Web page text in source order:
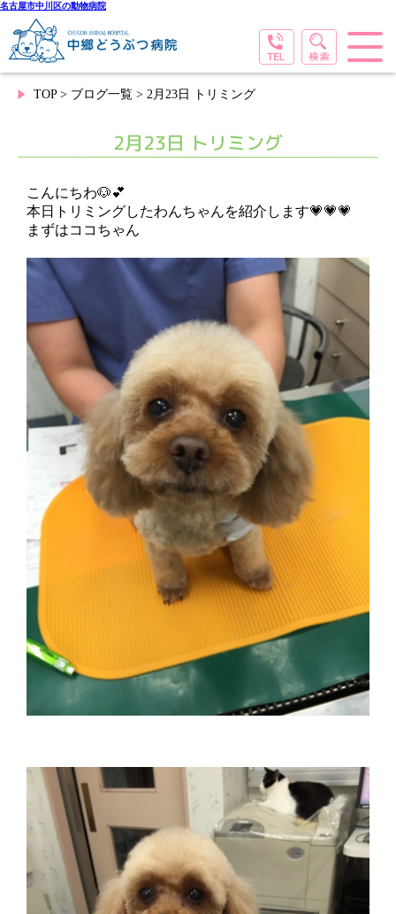
名古屋市中川区の動物病院
TOP> ブログ一覧 > 2月23日 トリミング
2月23日 トリミング
こんにちわ🐶💕
本日トリミングしたわんちゃんを紹介します💗💗💗
まずはココちゃん